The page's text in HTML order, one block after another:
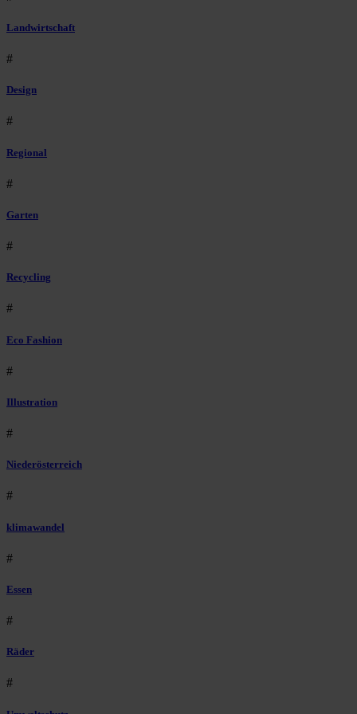
Landwirtschaft
#
Design
#
Regional
#
Garten
#
Recycling
#
Eco Fashion
#
Illustration
#
Niederösterreich
#
klimawandel
#
Essen
#
Räder
#